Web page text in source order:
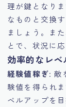
理が鍵となり
なものと交換
ましょう。ま
とで、状況に
効率的なレ
経験値稼ぎ: 敵
験値を得られ
ベルアップを